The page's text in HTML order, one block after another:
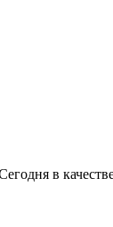
в